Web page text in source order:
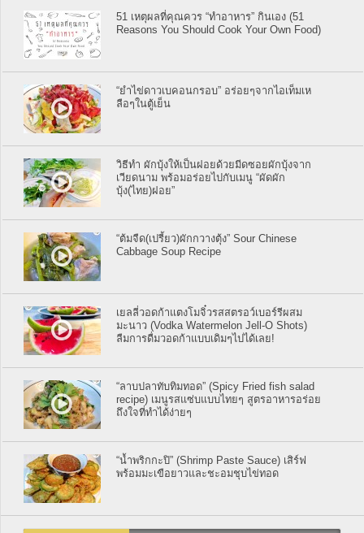
51 เหตุผลที่คุณควร “ทำอาหาร” กินเอง (51
Reasons You Should Cook Your Own Food)
“ยำไข่ดาวเบคอนกรอบ” อร่อยๆจากไอเท็มเห
ลือๆในตู้เย็น
วิธีทำ ผักบุ้งให้เป็นฝอยด้วยมีดซอยผักบุ้งจาก
เวียดนาม พร้อมอร่อยไปกับเมนู “ผัดผัก
บุ้ง(ไทย)ฝอย”
“ต้มจืด(เปรี้ยว)ผักกวางตุ้ง” Sour Chinese
Cabbage Soup Recipe
เยลลี่วอดก้าแตงโมจิ๋วรสสตรอว์เบอร์รีผสม
มะนาว (Vodka Watermelon Jell-O Shots)
ลืมการดื่มวอดก้าแบบเดิมๆไปได้เลย!
“ลาบปลาทับทิมทอด” (Spicy Fried fish salad
recipe) เมนูรสแซ่บแบบไทยๆ สูตรอาหารอร่อย
ถึงใจที่ทำได้ง่ายๆ
“น้ำพริกกะปิ” (Shrimp Paste Sauce) เสิร์ฟ
พร้อมมะเขือยาวและชะอมชุบไข่ทอด